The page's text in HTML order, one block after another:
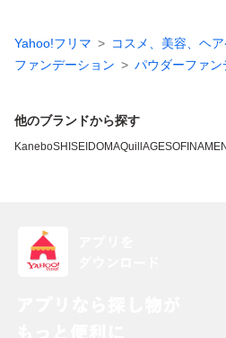
Yahoo!フリマ コスメ、美容、ヘ
ファンデーション
パウダーファン
他のブランドから探す
KaneboSHISEIDOMAQuillAGESOFINA